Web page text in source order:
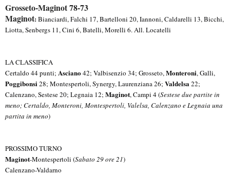
Grosseto-Maginot 78-73
Maginot:Bianciardi, Falchi 17, Bartelloni 20, Iannoni, Caldarelli 13, Bicchi,
Liotta, Senbergs 11, Cini 6, Batelli, Morelli 6. All. Locatelli
LA CLASSIFICA
Certaldo 44 punti; Asciano42; Valbisenzio 34; Grosseto,Monteroni, Galli,
Poggibonsi 28; Montespertoli, Synergy, Laurenziana 26; Valdelsa 22;
Calenzano, Sestese 20; Legnaia 12; Maginot, Campi 4 (Sestese due partite in
meno; Certaldo, Monteroni, Montespertoli, Valelsa, Calenzano e Legnaia una
partita in meno)
PROSSIMO TURNO
Maginot-Montespertoli (Sabato 29 ore 21)
Calenzano-Valdarno